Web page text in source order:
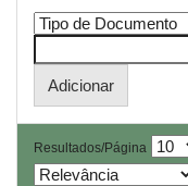
Resultados/Página